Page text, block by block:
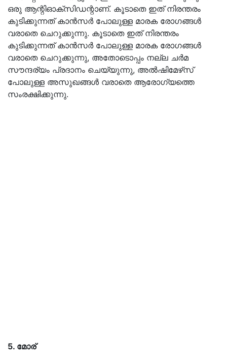
ഒരു ആന്റിഓക്‌സിഡന്റാണ്. കൂടാതെ ഇത് നിരന്തരം
കുടിക്കുന്നത് കാൻസർ പോലുള്ള മാരക രോഗങ്ങൾ
വരാതെ ചെറുക്കുന്നു. കൂടാതെ ഇത് നിരന്തരം
കുടിക്കുന്നത് കാൻസർ പോലുള്ള മാരക രോഗങ്ങൾ
വരാതെ ചെറുക്കുന്നു, അതോടൊപ്പം നല്ല ചർമ
സൗന്ദര്യം പ്രദാനം ചെയ്യുന്നു, അൽഷിമേഴ്‌സ്
പോലുള്ള അസുഖങ്ങൾ വരാതെ ആരോഗ്യത്തെ
സംരക്ഷിക്കുന്നു.
5. മോര്